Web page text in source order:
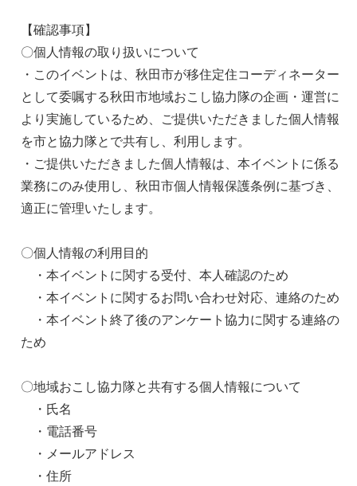
【確認事項】
〇個人情報の取り扱いについて
・このイベントは、秋田市が移住定住コーディネーター
として委嘱する秋田市地域おこし協力隊の企画・運営に
より実施しているため、ご提供いただきました個人情報
を市と協力隊とで共有し、利用します。
・ご提供いただきました個人情報は、本イベントに係る
業務にのみ使用し、秋田市個人情報保護条例に基づき、
適正に管理いたします。
〇個人情報の利用目的
・本イベントに関する受付、本人確認のため
・本イベントに関するお問い合わせ対応、連絡のため
・本イベント終了後のアンケート協力に関する連絡の
ため
〇地域おこし協力隊と共有する個人情報について
・氏名
・電話番号
・メールアドレス
・住所